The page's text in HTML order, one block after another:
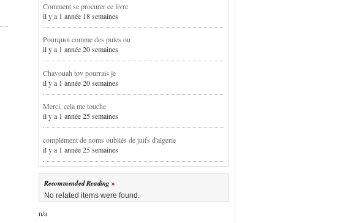
Comment se procurer ce livre
il y a 1 année 18 semaines
Pourquoi comme des putes ou
il y a 1 année 20 semaines
Chavouah tov pourrais je
il y a 1 année 20 semaines
Merci, cela me touche
il y a 1 année 25 semaines
complément de noms oubliés de juifs d'algerie
il y a 1 année 25 semaines
Recommended Reading
No related items were found.
n/a